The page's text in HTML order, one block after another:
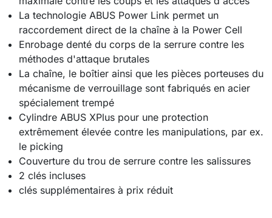
La technologie ABUS Power Link permet un
raccordement direct de la chaîne à la Power Cell
Enrobage denté du corps de la serrure contre les
méthodes d'attaque brutales
La chaîne, le boîtier ainsi que les pièces porteuses du
mécanisme de verrouillage sont fabriqués en acier
spécialement trempé
Cylindre ABUS XPlus pour une protection
extrêmement élevée contre les manipulations, par ex.
le picking
Couverture du trou de serrure contre les salissures
2 clés incluses
clés supplémentaires à prix réduit